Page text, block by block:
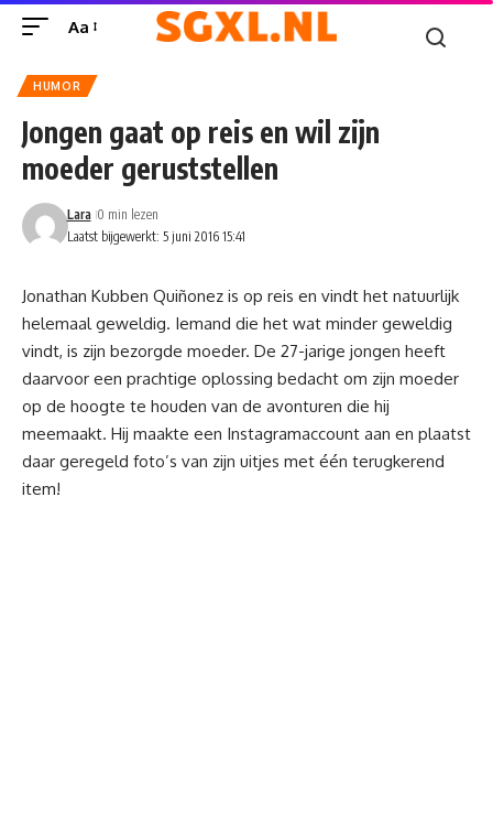
Aa
HUMOR
Jongen gaat op reis en wil zijn
moeder geruststellen
Laatst bijgewerkt: 5 juni 2016 15:41
Lara 0 min lezen
Jonathan Kubben Quiñonez is op reis en vindt het natuurlijk
helemaal geweldig. Iemand die het wat minder geweldig
vindt, is zijn bezorgde moeder. De 27-jarige jongen heeft
daarvoor een prachtige oplossing bedacht om zijn moeder
op de hoogte te houden van de avonturen die hij
meemaakt. Hij maakte een Instagramaccount aan en plaatst
daar geregeld foto’s van zijn uitjes met één terugkerend
item!